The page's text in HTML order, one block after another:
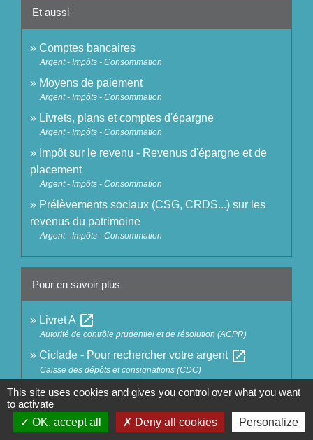
Et aussi
Comptes bancaires
Argent - Impôts - Consommation
Moyens de paiement
Argent - Impôts - Consommation
Livrets, plans et comptes d'épargne
Argent - Impôts - Consommation
Impôt sur le revenu - Revenus d'épargne et de
placement
Argent - Impôts - Consommation
Prélèvements sociaux (CSG, CRDS...) sur les
revenus du patrimoine
Argent - Impôts - Consommation
Pour en savoir plus
Livret A open_in_new
Autorité de contrôle prudentiel et de résolution (ACPR)
Ciclade - Pour rechercher votre argent open_in_new
Caisse des dépôts et consignations (CDC)
Signaler une erreur sur cette page
This site uses cookies and gives you control over what you want
to activate
OK, accept all
Deny all cookies Personalize